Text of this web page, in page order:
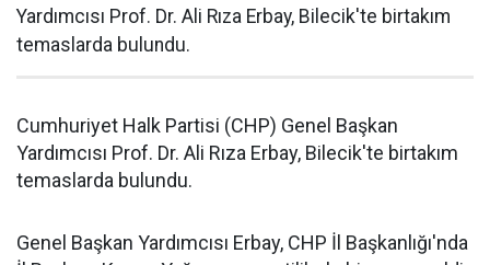
Yardımcısı Prof. Dr. Ali Rıza Erbay, Bilecik'te birtakım
temaslarda bulundu.
Cumhuriyet Halk Partisi (CHP) Genel Başkan
Yardımcısı Prof. Dr. Ali Rıza Erbay, Bilecik'te birtakım
temaslarda bulundu.
Genel Başkan Yardımcısı Erbay, CHP İl Başkanlığı'nda